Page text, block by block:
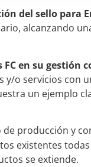
del sello para
alcanzando
en su gestión
o servicios con
un ejemplo
producción y
existentes
se extiende.